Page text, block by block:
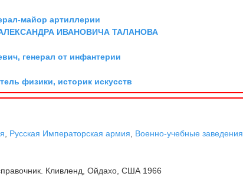
майор артиллерии
ИВАНОВИЧА ТАЛАНОВА
генерал от инфантерии
физики, историк искусств
Русская Императорская армия Военно-учебные заведения
Кливленд, Ойдахо, США 1966